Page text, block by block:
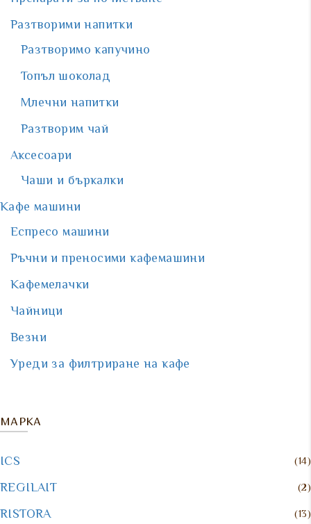
Разтворими напитки
Разтворимо капучино
Топъл шоколад
Млечни напитки
Разтворим чай
Аксесоари
Чаши и бъркалки
Кафе машини
Еспресо машини
Ръчни и преносими кафемашини
Кафемелачки
Чайници
Везни
Уреди за филтриране на кафе
МАРКА
ICS (14)
REGILAIT (2)
RISTORA (13)